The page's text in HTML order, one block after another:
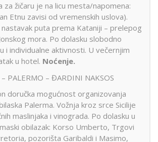
za žičaru je na licu mesta/napomena:
Etnu zavisi od vremenskih uslova).
nastavak puta prema Kataniji – prelepog
mora. Po dolasku slobodno
i individualne aktivnosti. U večernjim
u hotel. Noćenje.
PALERMO – ĐARDINI NAKSOS
doručka mogućnost organizovanja
Palerma. Vožnja kroz srce Sicilije
maslinjaka i vinograda. Po dolasku u
obilazak: Korso Umberto, Trgovi
pozorišta Garibaldi i Masimo,